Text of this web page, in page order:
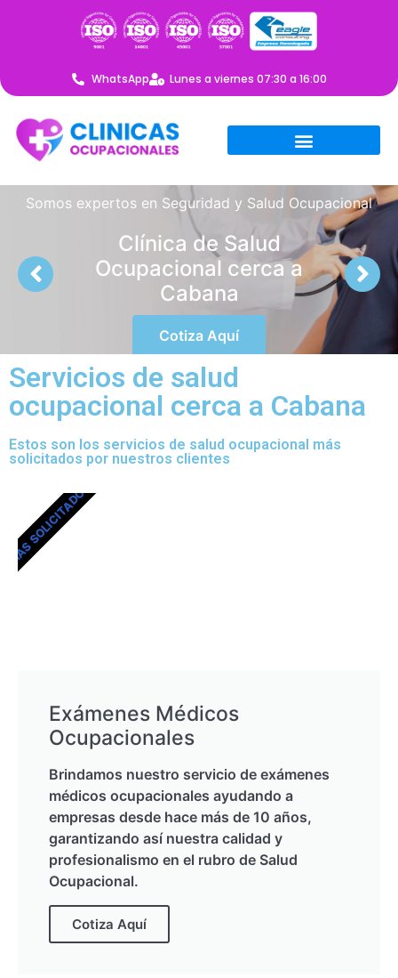
WhatsApp Lunes a viernes 07:30 a 16:00
Somos expertos en Seguridad y Salud Ocupacional
Clínica de Salud
Ocupacional cerca a
Cabana
Cotiza Aquí
Servicios de salud
ocupacional cerca a Cabana
Estos son los servicios de salud ocupacional más
solicitados por nuestros clientes
Exámenes Médicos
Ocupacionales
Brindamos nuestro servicio de exámenes
médicos ocupacionales ayudando a
empresas desde hace más de 10 años,
garantizando así nuestra calidad y
profesionalismo en el rubro de Salud
Ocupacional.
Cotiza Aquí
MÁS SOLICITADOS